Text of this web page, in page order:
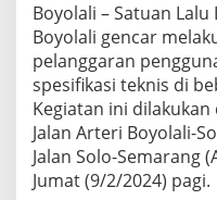
a
k
k
a
n
P
e
n
i
Boyolali – Satuan
Boyolali gencar
pelanggaran
spesifikasi teknis di
Kegiatan ini dilakukan
Jalan Arteri Boyolali-
Jalan Solo-Semarang
Jumat (9/2/2024) pagi.